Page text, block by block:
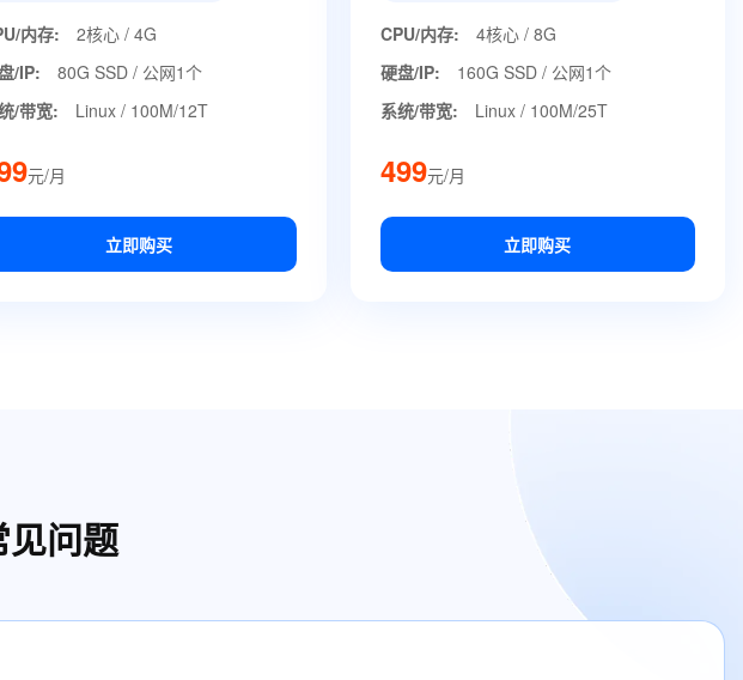
内存:
2核心 / 4G
/IP:
80G SSD / 公网1个
/带宽:
Linux / 100M/12T
元/月
立即购买
CPU/内存:
4核心 / 8G
硬盘/IP:
160G SSD / 公网1个
系统/带宽:
Linux / 100M/25T
499元/月
立即购买
问题